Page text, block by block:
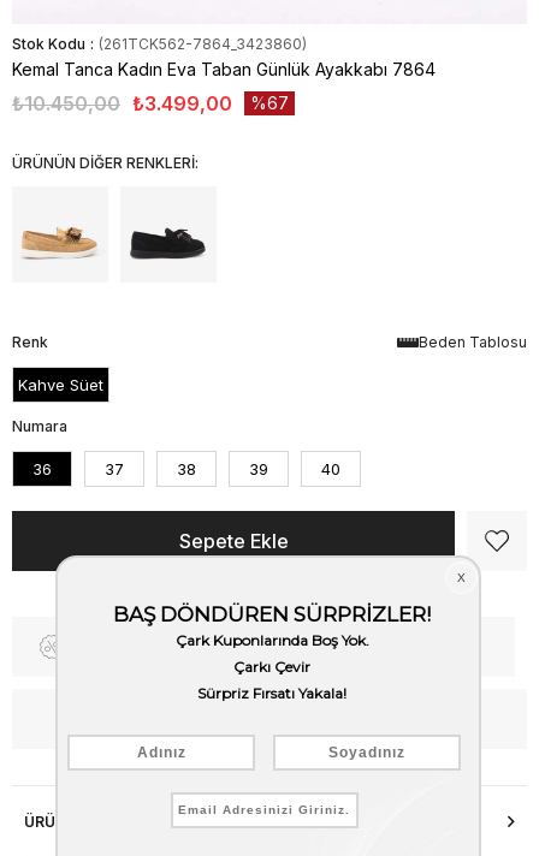
Stok Kodu (261TCK562-7864_3423860)
Kemal Tanca Kadın Eva Taban Günlük Ayakkabı 7864
₺10.450,00 ₺3.499,00 67
ÜRÜNÜN DİĞER RENKLERİ:
Beden Tablosu
Renk
Kahve Süet
Numara
36 37 38 39 40
Fiyat Düşünce Haber Ver Kargo Bedava
ÜRÜN ÖZELLIKLERI